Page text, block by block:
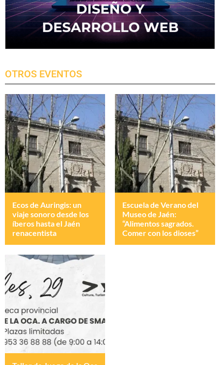
OTROS EVENTOS
Ecos de Auringis: un
viaje sonoro desde los
íberos hasta el Jaén
renacentista
Escuela de Verano del
Museo de Jaén:
“Alimentos sagrados.
Comer con los dioses”